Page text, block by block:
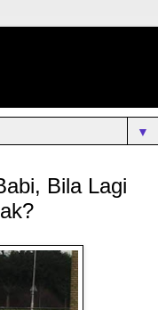
▼
Bila Lagi